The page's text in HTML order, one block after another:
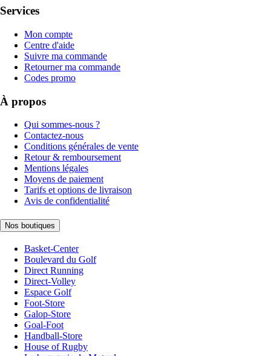
Services
Mon compte
Centre d'aide
Suivre ma commande
Retourner ma commande
Codes promo
À propos
Qui sommes-nous ?
Contactez-nous
Conditions générales de vente
Retour & remboursement
Mentions légales
Moyens de paiement
Tarifs et options de livraison
Avis de confidentialité
Nos boutiques
Basket-Center
Boulevard du Golf
Direct Running
Direct-Volley
Espace Golf
Foot-Store
Galop-Store
Goal-Foot
Handball-Store
House of Rugby